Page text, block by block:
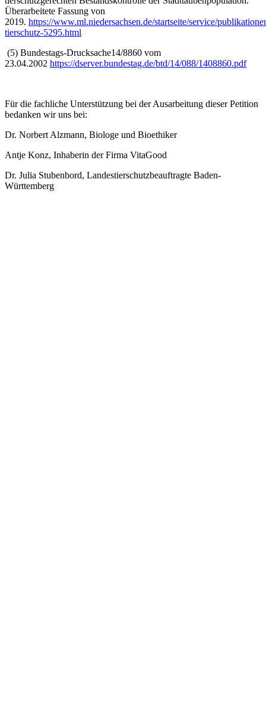
Überarbeitete Fassung von
2019. https://www.ml.niedersachsen.de/startseite/service/
tierschutz-5295.html
(5) Bundestags-Drucksache14/8860 vom
23.04.2002 https://dserver.bundestag.de/btd/14/088/1408860.pdf
Für die fachliche Unterstützung bei der Ausarbeitung dieser Petition
bedanken wir uns bei:
Dr. Norbert Alzmann, Biologe und Bioethiker
Antje Konz, Inhaberin der Firma VitaGood
Dr. Julia Stubenbord, Landestierschutzbeauftragte Baden-
Württemberg